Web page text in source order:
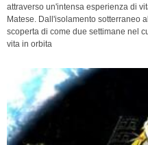
attraverso un'intensa esperienza di
Matese. Dall'isolamento sotterraneo
scoperta di come due settimane nel
vita in orbita